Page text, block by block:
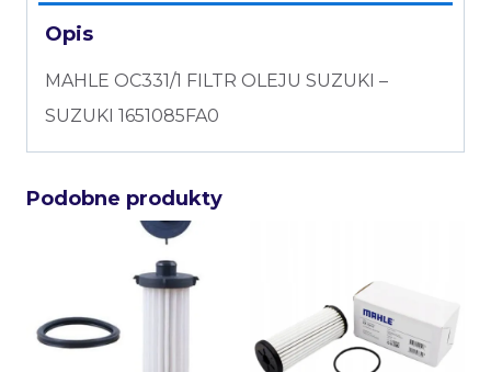
Opis
MAHLE OC331/1 FILTR OLEJU SUZUKI –
SUZUKI 1651085FA0
Podobne produkty